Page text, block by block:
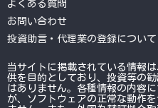
よくある質問
お問い合わせ
投資助言・代理業の登録について
当サイトに掲載されている情報
供を目的としており、投資等の
はありません。各種情報の内容
が、ソフトウェアの正常な動作